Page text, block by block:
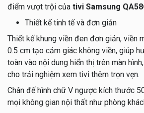
điểm vượt trội của tivi Samsung
Thiết kế tinh tế và đơn giản
Thiết kế khung viền đen đơn giản, viền
0.5 cm tạo cảm giác không viền, giúp
toàn vào nội dung hiển thị trên màn
cho trải nghiệm xem tivi thêm trọn vẹn.
Chân đế hình chữ V ngược kích thước
mọi không gian nội thất như phòng